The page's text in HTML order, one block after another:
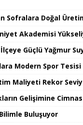
Sofralara Doğal
Akademisi
Güçlü Yağmur
Modern Spor Tesisi
Maliyeti Rekor
Gelişimine
Buluşuyor